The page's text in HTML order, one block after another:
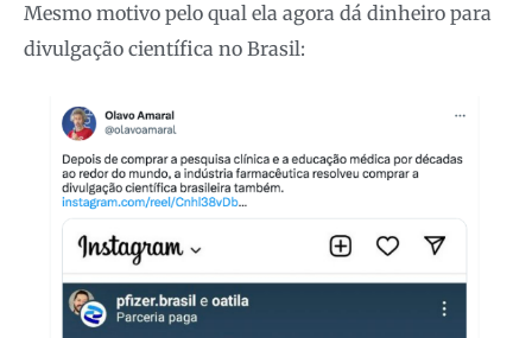
Mesmo motivo pelo qual ela agora dá dinheiro para
divulgação científica no Brasil: